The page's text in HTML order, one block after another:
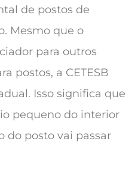
de postos de
Mesmo que o
para outros
postos, a CETESB
Isso significa que
pequeno do interior
do posto vai passar